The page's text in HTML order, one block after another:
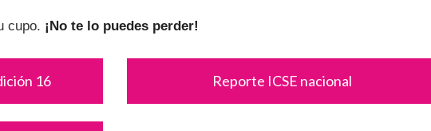
cupo. ¡No te lo puedes perder!
16 Reporte ICSE nacional